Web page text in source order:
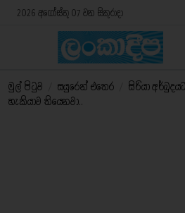
2026 අගෝස්තු 07 වන සිකුරාදා
මුල් පිටුව සයුරෙන් එතෙර
සිරියා
හැකියාව තියෙනවා..